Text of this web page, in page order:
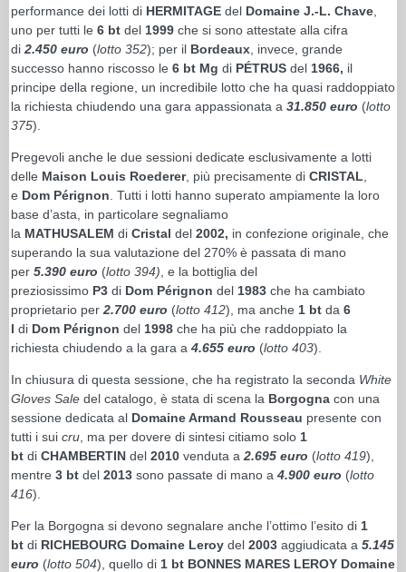
performance dei lotti di HERMITAGE del Domaine J.-L. Chave
uno per tutti le 6 bt del 1999 che si sono attestate alla cifra
di 2.450 euro (lotto 352); per il Bordeaux , invece, grande
successo hanno riscosso le 6 bt Mg di PÉTRUS del 1966, il
principe della regione, un incredibile lotto che ha quasi raddoppiato
la richiesta chiudendo una gara appassionata a 31.850 euro (lotto
375).
Pregevoli anche le due sessioni dedicate esclusivamente a lotti
delle Maison Louis Roederer, più precisamente di CRISTAL
e Dom Pérignon . Tutti i lotti hanno superato ampiamente la loro
base d’asta, in particolare segnaliamo
la MATHUSALEM di Cristal del 2002, in confezione originale, che
superando la sua valutazione del 270% è passata di mano
per 5.390 euro (lotto 394) , e la bottiglia del
preziosissimo P3 di Dom Pérignon del 1983 che ha cambiato
proprietario per 2.700 euro (lotto 412), ma anche 1 bt da 6
l di Dom Pérignon del 1998 che ha più che raddoppiato la
richiesta chiudendo a la gara a 4.655 euro (lotto 403).
In chiusura di questa sessione, che ha registrato la seconda White
Gloves Sale del catalogo, è stata di scena la Borgogna con una
sessione dedicata al Domaine Armand Rousseau presente con
tutti i sui cru , ma per dovere di sintesi citiamo solo 1
bt di CHAMBERTIN del 2010 venduta a 2.695 euro (lotto 419),
mentre 3 bt del 2013 sono passate di mano a 4.900 euro (lotto
416).
Per la Borgogna si devono segnalare anche l’ottimo l’esito di 1
bt di RICHEBOURG Domaine Leroy del 2003 aggiudicata a 5.145
euro (lotto 504), quello di 1 bt BONNES MARES LEROY Domaine